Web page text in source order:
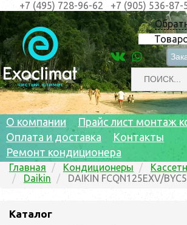
+7 (495) 728-96-62 +7 (905) 536-87-
О компании
Прайс лист монтаж
Оплата и доставка
Контакты
Ремонт кондиционера
Главная Кондиционеры
Daikin
DAIKIN FCQN125EXV/
Каталог